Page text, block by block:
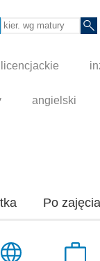
licencjackie
angielski
Po